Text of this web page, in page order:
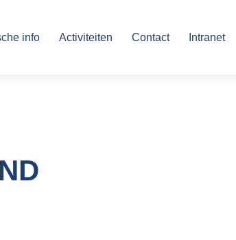
info Activiteiten Contact Intranet